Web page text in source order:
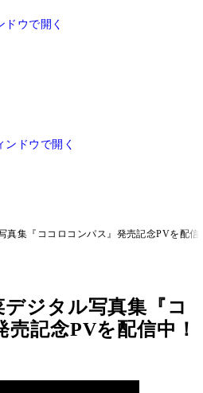
ドウで開く
ンドウで開く
真集『ココロコンパス』発売記念PVを配信
デジタル写真集『コ
記念PVを配信中！